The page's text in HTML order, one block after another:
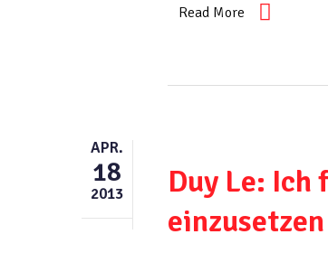
Read More
APR.
18
2013
Duy Le:
einzusetzen